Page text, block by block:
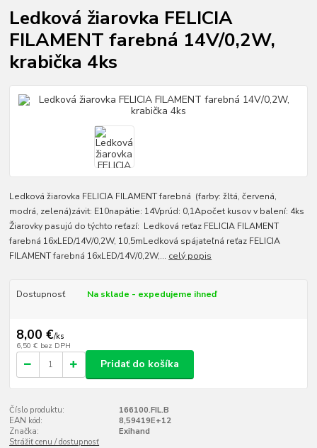
Ledková žiarovka FELICIA
FILAMENT farebná 14V/0,2W,
krabička 4ks
Ledková žiarovka FELICIA FILAMENT farebná (farby: žltá, červená,
modrá, zelená)závit: E10napätie: 14Vprúd: 0,1Apočet kusov v balení: 4ks
Žiarovky pasujú do týchto reťazí: Ledková reťaz FELICIA FILAMENT
farebná 16xLED/14V/0,2W, 10,5mLedková spájateľná reťaz FELICIA
FILAMENT farebná 16xLED/14V/0,2W,... celý popis
Dostupnosť Na sklade - expedujeme ihneď
8,00 €/ks
6,50 € bez DPH
Pridať do košíka
Číslo produktu:
166100.FIL.B
EAN kód:
8,59419E+12
Značka:
Exihand
Strážiť cenu / dostupnosť